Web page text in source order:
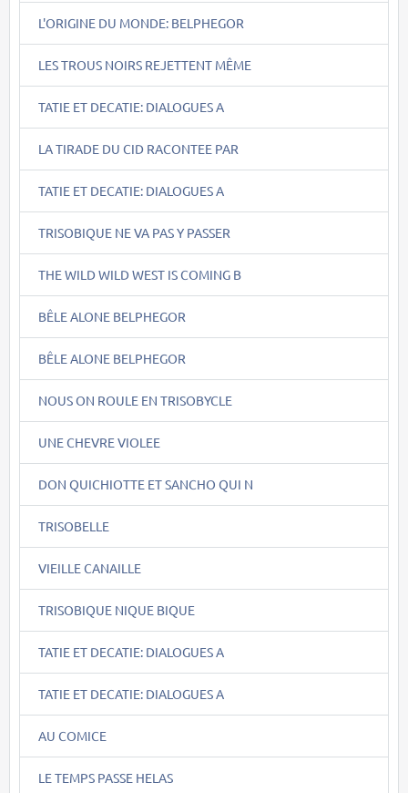
L'ORIGINE DU MONDE: BELPHEGOR
LES TROUS NOIRS REJETTENT MÊME
TATIE ET DECATIE: DIALOGUES A
LA TIRADE DU CID RACONTEE PAR
TATIE ET DECATIE: DIALOGUES A
TRISOBIQUE NE VA PAS Y PASSER
THE WILD WILD WEST IS COMING B
BÊLE ALONE BELPHEGOR
BÊLE ALONE BELPHEGOR
NOUS ON ROULE EN TRISOBYCLE
UNE CHEVRE VIOLEE
DON QUICHIOTTE ET SANCHO QUI N
TRISOBELLE
VIEILLE CANAILLE
TRISOBIQUE NIQUE BIQUE
TATIE ET DECATIE: DIALOGUES A
TATIE ET DECATIE: DIALOGUES A
AU COMICE
LE TEMPS PASSE HELAS